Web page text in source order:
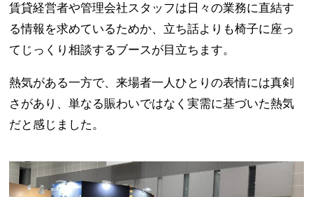
賃貸経営者や管理会社スタッフは日々の業務に直結す
る情報を求めているためか、立ち話よりも椅子に座っ
てじっくり相談するブースが目立ちます。
熱気がある一方で、来場者一人ひとりの表情には真剣
さがあり、単なる賑わいではなく実需に基づいた熱気
だと感じました。